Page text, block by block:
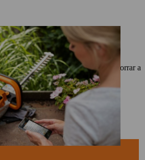
ahorro
de ahorro, cuánto puedes ahorrar a
a batería STIHL.
nuevos productos